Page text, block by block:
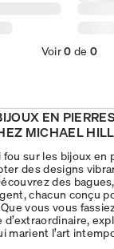
Voir0 de 0
EN
MICHAEL HILL
fou sur les bijoux en
des designs
des
chacun conçu
vous vous
marient l’art